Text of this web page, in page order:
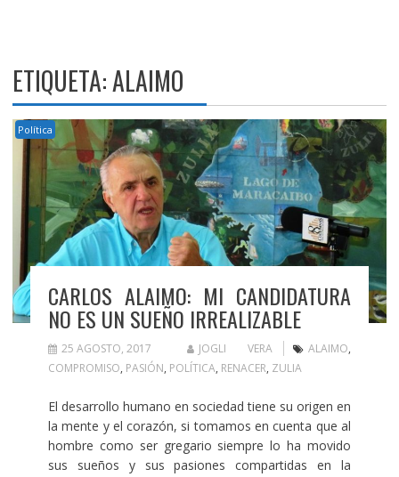
ETIQUETA:ALAIMO
Política
CARLOS ALAIMO: MI CANDIDATURA
NO ES UN SUEÑO IRREALIZABLE
25 AGOSTO, 2017 JOGLI VERA ALAIMO,
COMPROMISO, PASIÓN, POLÍTICA, RENACER, ZULIA
El desarrollo humano en sociedad tiene su origen en
la mente y el corazón, si tomamos en cuenta que al
hombre como ser gregario siempre lo ha movido
sus sueños y sus pasiones compartidas en la